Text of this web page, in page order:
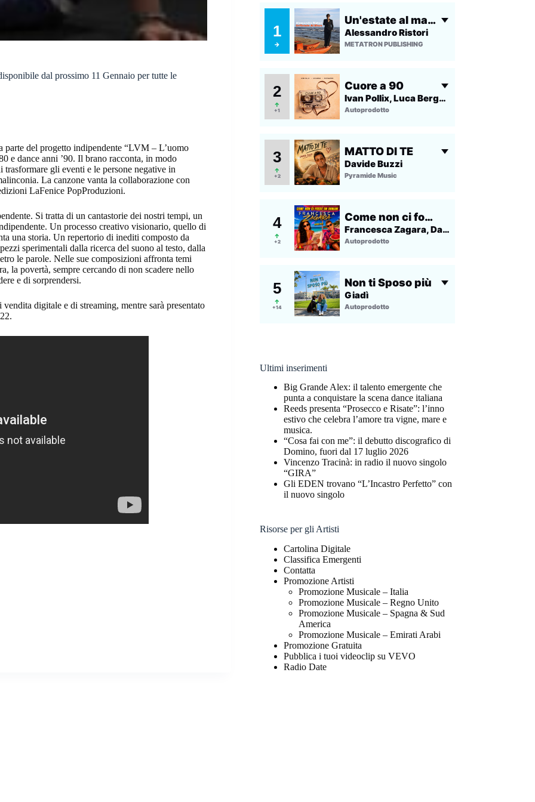
dal prossimo 11 Gennaio per tutte le
del progetto indipendente “LVM – L’uomo
e dance anni ’90. Il brano racconta, in modo
trasformare gli eventi e le persone negative in
La canzone vanta la collaborazione con
LaFenice PopProduzioni.
Si tratta di un cantastorie dei nostri tempi, un
Un processo creativo visionario, quello di
una storia. Un repertorio di inediti composto da
sperimentali dalla ricerca del suono al testo, dalla
le parole. Nelle sue composizioni affronta temi
la povertà, sempre cercando di non scadere nello
e di sorprendersi.
digitale e di streaming, mentre sarà presentato
Ultimi inserimenti
Big Grande Alex: il talento emergente che
punta a conquistare la scena dance italiana
Reeds presenta “Prosecco e Risate”: l’inno
estivo che celebra l’amore tra vigne, mare e
musica.
“Cosa fai con me”: il debutto discografico di
Domino, fuori dal 17 luglio 2026
Vincenzo Tracinà: in radio il nuovo singolo
“GIRA”
Gli EDEN trovano “L’Incastro Perfetto” con
il nuovo singolo
Risorse per gli Artisti
Cartolina Digitale
Classifica Emergenti
Contatta
Promozione Artisti
Promozione Musicale – Italia
Promozione Musicale – Regno Unito
Promozione Musicale – Spagna & Sud
America
Promozione Musicale – Emirati Arabi
Promozione Gratuita
Pubblica i tuoi videoclip su VEVO
Radio Date